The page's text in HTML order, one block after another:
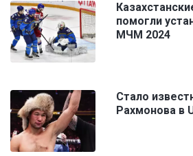
помогли
МЧМ 2024
Стало
Рахмонова в